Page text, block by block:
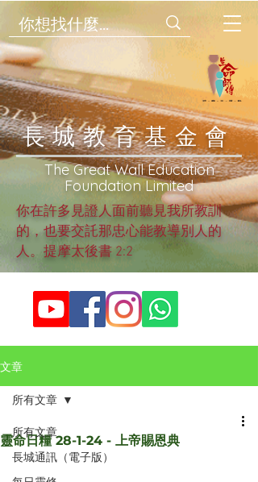
​長城教育基金會
​The Great Wall Education
Foundation Limited
你在許多見證人面前聽見我所教訓
的，也要交託那忠心能教導別人的
人。提摩太後書 2:2
文章
所有文章
長城通訊（電子版）
所有文章
靈命日糧 28-1-24 - 上帝賜恩典